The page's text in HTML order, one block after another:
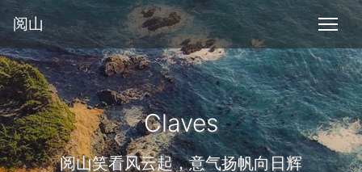
阅山
Claves
阅山笑看风云起，意气扬帆向日辉